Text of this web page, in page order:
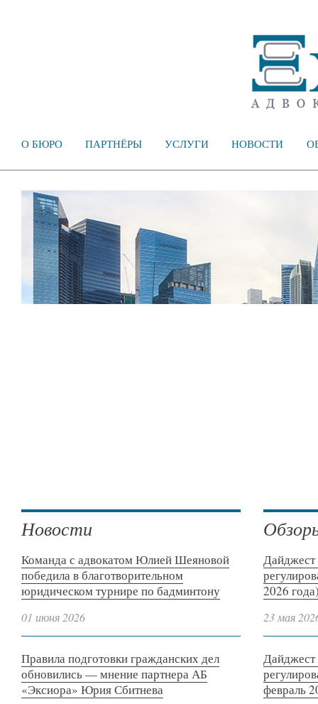
О БЮРО ПАРТНЁРЫ УСЛУГИ НОВОСТИ
Новости
Команда с адвокатом Юлией Шеяновой
победила в благотворительном
юридическом турнире по бадминтону
01 июня 2026
Правила подготовки гражданских дел
обновились — мнение партнера АБ
«Эксиора» Юрия Сбитнева
Дайджест
2026
23 мая
Дайджест
февраль